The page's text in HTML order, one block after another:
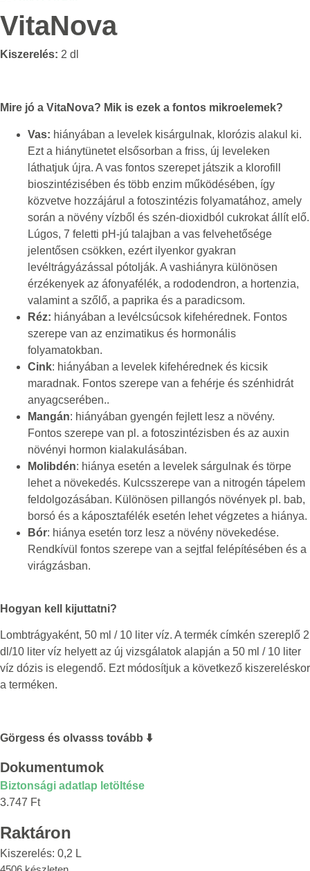
VitaNova
Kiszerelés: 2 dl
Mire jó a VitaNova? Mik is ezek a fontos mikroelemek?
Vas: hiányában a levelek kisárgulnak, klorózis alakul ki.
Ezt a hiánytünetet elsősorban a friss, új leveleken
láthatjuk újra. A vas fontos szerepet játszik a klorofill
bioszintézisében és több enzim működésében, így
közvetve hozzájárul a fotoszintézis folyamatához, amely
során a növény vízből és szén-dioxidból cukrokat állít elő.
Lúgos, 7 feletti pH-jú talajban a vas felvehetősége
jelentősen csökken, ezért ilyenkor gyakran
levéltrágyázással pótolják. A vashiányra különösen
érzékenyek az áfonyafélék, a rododendron, a hortenzia,
valamint a szőlő, a paprika és a paradicsom.
Réz: hiányában a levélcsúcsok kifehérednek. Fontos
szerepe van az enzimatikus és hormonális
folyamatokban.
Cink: hiányában a levelek kifehérednek és kicsik
maradnak. Fontos szerepe van a fehérje és szénhidrát
anyagcserében..
Mangán: hiányában gyengén fejlett lesz a növény.
Fontos szerepe van pl. a fotoszintézisben és az auxin
növényi hormon kialakulásában.
Molibdén: hiánya esetén a levelek sárgulnak és törpe
lehet a növekedés. Kulcsszerepe van a nitrogén tápelem
feldolgozásában. Különösen pillangós növények pl. bab,
borsó és a káposztafélék esetén lehet végzetes a hiánya.
Bór: hiánya esetén torz lesz a növény növekedése.
Rendkívül fontos szerepe van a sejtfal felépítésében és a
virágzásban.
Hogyan kell kijuttatni?
Lombtrágyaként, 50 ml / 10 liter víz. A termék címkén szereplő 2
dl/10 liter víz helyett az új vizsgálatok alapján a 50 ml / 10 liter
víz dózis is elegendő. Ezt módosítjuk a következő kiszereléskor
a terméken.
Görgess és olvasss tovább ⬇️
Dokumentumok
Biztonsági adatlap letöltése
3.747 Ft
Raktáron
Kiszerelés: 0,2 L